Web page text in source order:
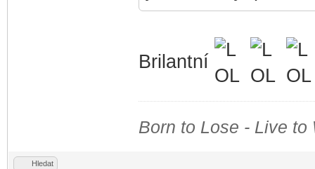
Brilantní
Born to Lose - Live to
Hledat